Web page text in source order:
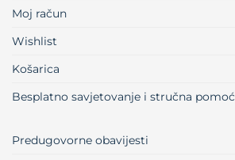
Moj račun
Wishlist
Košarica
Besplatno savjetovanje i stručna pomoć
Predugovorne obavijesti